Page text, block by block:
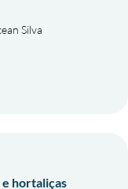
Silva
hortaliças